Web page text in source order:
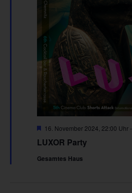
LUXOR Party
Hervorgehoben
16. November 2024, 22:00 Uhr-
Gesamtes Haus